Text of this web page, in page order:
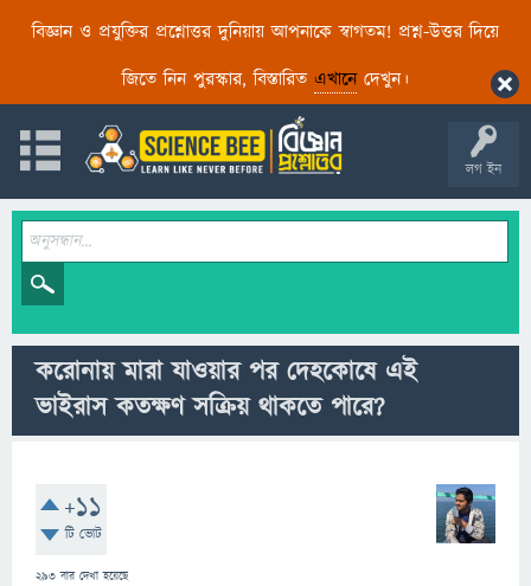
বিজ্ঞান ও প্রযুক্তির প্রশ্নোত্তর দুনিয়ায় আপনাকে স্বাগতম! প্রশ্ন-উত্তর দিয়ে
জিতে নিন পুরস্কার, বিস্তারিত এখানেদেখুন।
লগ ইন
করোনায় মারা যাওয়ার পর দেহকোষে এই
ভাইরাস কতক্ষণ সক্রিয় থাকতে পারে?
+11
টি ভোট
293 বার দেখা হয়েছে